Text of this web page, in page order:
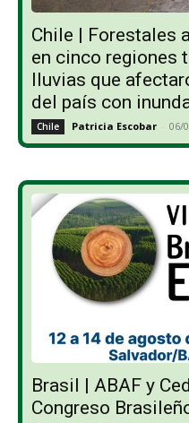
Chile | Forestales
en cinco regiones
lluvias que
del país con
Chile Patricia Escobar - 06/
Brasil | ABAF y
Congreso